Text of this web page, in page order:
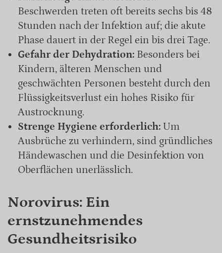
Beschwerden treten oft bereits sechs bis 48
Stunden nach der Infektion auf; die akute
Phase dauert in der Regel ein bis drei Tage.
Gefahr der Dehydration:Besonders bei
Kindern, älteren Menschen und
geschwächten Personen besteht durch den
Flüssigkeitsverlust ein hohes Risiko für
Austrocknung.
Strenge Hygiene erforderlich:Um
Ausbrüche zu verhindern, sind gründliches
Händewaschen und die Desinfektion von
Oberflächen unerlässlich.
Norovirus: Ein
ernstzunehmendes
Gesundheitsrisiko